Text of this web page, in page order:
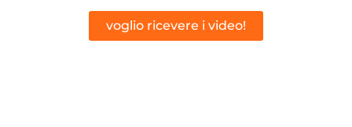
voglio ricevere i video!